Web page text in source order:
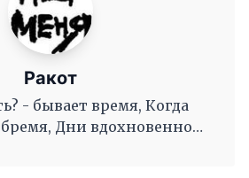
Ракот
- бывает время, Когда
бремя, Дни вдохновенного